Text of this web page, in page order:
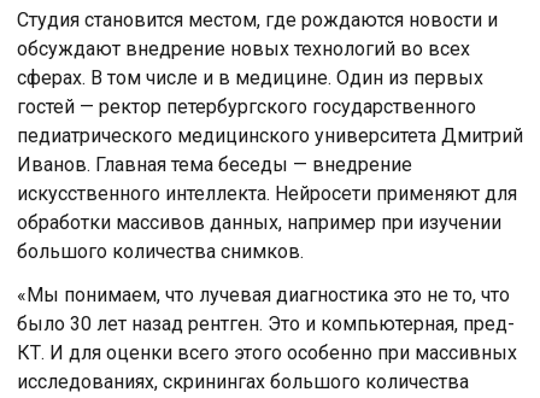
Студия становится местом, где рождаются новости и
обсуждают внедрение новых технологий во всех
сферах. В том числе и в медицине. Один из первых
гостей — ректор петербургского государственного
педиатрического медицинского университета Дмитрий
Иванов. Главная тема беседы — внедрение
искусственного интеллекта. Нейросети применяют для
обработки массивов данных, например при изучении
большого количества снимков.
«Мы понимаем, что лучевая диагностика это не то, что
было 30 лет назад рентген. Это и компьютерная, пред-
КТ. И для оценки всего этого особенно при массивных
исследованиях, скринингах большого количества